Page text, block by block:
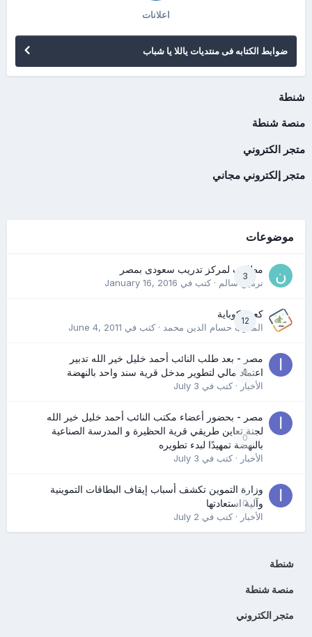
اعلانات
ضوابط الكتابه فى منتديات ياللا يا شباب
شنطة
منصة شنطة
متجر الكتروني
متجر إلكتروني مجاني
موضوعات
3
مطلوب لمركز تدريب سعودى بمصر
نرمين سالم· كتب في January 16, 2016
12
كعب كوباية
المدرب حسام الدين محمد· كتب في June 4, 2011
0
مصر - بعد طلب النائب أحمد خليل خير الله تدبير
اعتماد مالي لتطوير مدخل قرية سند واحد بالنهضة
الأخبار· كتب في July 3
0
مصر - بحضور أعضاء مكتب النائب أحمد خليل خير الله
لجنة تعاين طريقي قرية الحظيرة و المدرسة الصناعية
بالنهضة تمهيدًا لبدء تطويره
الأخبار· كتب في July 3
0
وزارة التموين تكشف أسباب إيقاف البطاقات التموينية
وآلية استعادتها
الأخبار· كتب في July 2
شنطة
منصة شنطة
متجر الكتروني